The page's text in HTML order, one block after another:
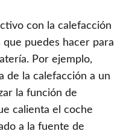
con la calefacción
que puedes hacer para
Por ejemplo,
de la calefacción a un
la función de
calienta el coche
a la fuente de